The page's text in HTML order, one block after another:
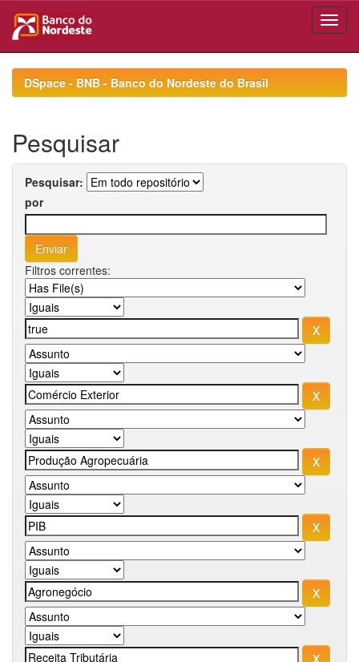
navigationDSpace - BNB - Banco do Nordeste do Brasil
Pesquisar
Pesquisar:
por
Filtros correntes: